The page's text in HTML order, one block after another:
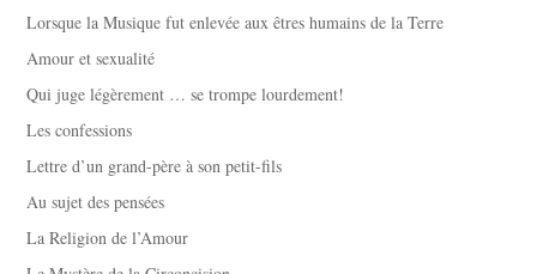
Lorsque la Musique fut enlevée aux êtres humains de la Terre
Amour et sexualité
Qui juge légèrement … se trompe lourdement!
Les confessions
Lettre d’un grand-père à son petit-fils
Au sujet des pensées
La Religion de l’Amour